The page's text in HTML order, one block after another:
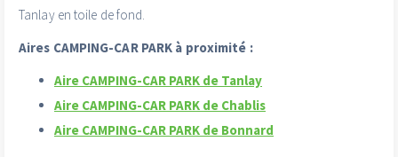
Tanlay en toile de fond.
Aires CAMPING-CAR PARK à proximité :
Aire CAMPING-CAR PARK de Tanlay
Aire CAMPING-CAR PARK de Chablis
Aire CAMPING-CAR PARK de Bonnard